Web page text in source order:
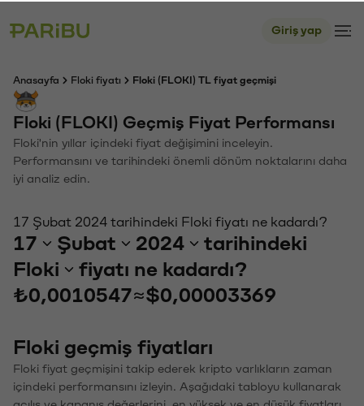
Giriş yap
Anasayfa Floki fiyatı Floki (FLOKI) TL fiyat geçmişi
Floki (FLOKI) Geçmiş Fiyat Performansı
Floki'nin yıllar içindeki fiyat değişimini inceleyin.
Performansını ve tarihindeki önemli dönüm noktalarını daha
iyi analiz edin.
17 Şubat 2024 tarihindeki Floki fiyatı ne kadardı?
17 Şubat 2024
tarihindeki
Floki
fiyatı ne kadardı?
₺0,0010547≈$0,00003369
Floki geçmiş fiyatları
Floki fiyat geçmişini takip ederek kripto varlıkların zaman
içindeki performansını izleyin. Aşağıdaki tabloyu kullanarak
açılış ve kapanış değerlerini, en yüksek ve en düşük fiyatları